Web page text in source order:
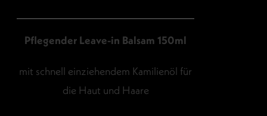
Pflegender Leave-in Balsam 150ml
mit schnell einziehendem Kamilienöl für
die Haut und Haare